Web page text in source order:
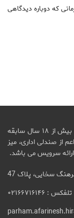
که دوباره دیدگاهی
گروه صنعتی هیراد طراح اختصاصی مبلمان اداری با بیش از ۱۸ سال سابقه
از صندلی اداری، میز
ارائه سرویس می باشد.
سخایی، پلاک 47
تلفکس : ۰۲۱۶۶۷۱۶۱۴۶